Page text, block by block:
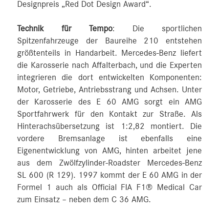
Designpreis „Red Dot Design Award“.
Technik für Tempo: Die sportlichen
Spitzenfahrzeuge der Baureihe 210 entstehen
größtenteils in Handarbeit. Mercedes-Benz liefert
die Karosserie nach Affalterbach, und die Experten
integrieren die dort entwickelten Komponenten:
Motor, Getriebe, Antriebsstrang und Achsen. Unter
der Karosserie des E 60 AMG sorgt ein AMG
Sportfahrwerk für den Kontakt zur Straße. Als
Hinterachsübersetzung ist 1:2,82 montiert. Die
vordere Bremsanlage ist ebenfalls eine
Eigenentwicklung von AMG, hinten arbeitet jene
aus dem Zwölfzylinder-Roadster Mercedes-Benz
SL 600 (R 129). 1997 kommt der E 60 AMG in der
Formel 1 auch als Official FIA F1® Medical Car
zum Einsatz – neben dem C 36 AMG.